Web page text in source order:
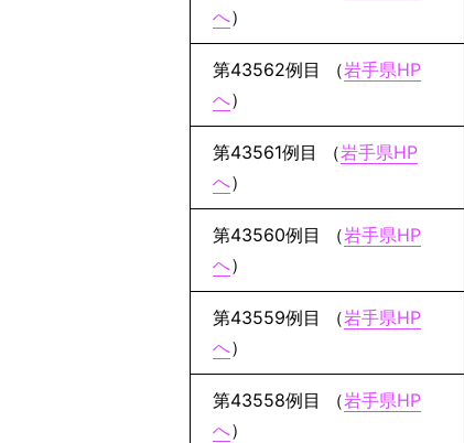
へ）
第43562例目 （岩手県HP
へ）
第43561例目 （岩手県HP
へ）
第43560例目 （岩手県HP
へ）
第43559例目 （岩手県HP
へ）
第43558例目 （岩手県HP
へ）